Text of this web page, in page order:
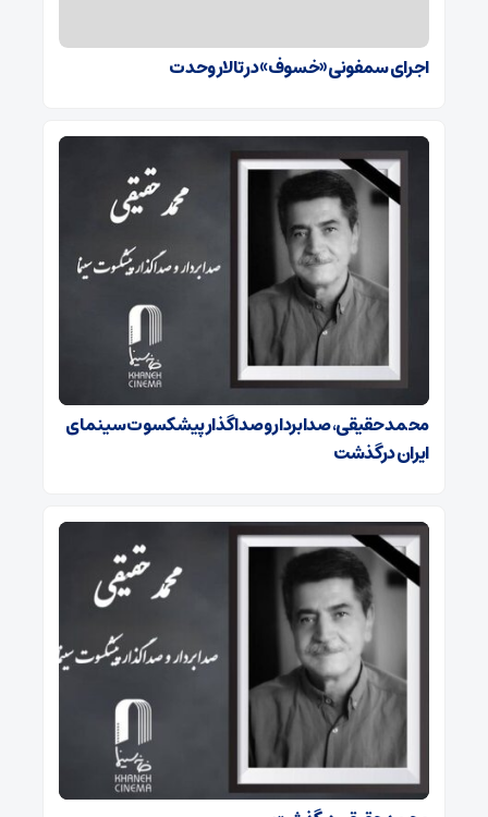
اجرای سمفونی «خسوف» در تالار وحدت
محمد حقیقی، صدابردار و صداگذار پیشکسوت سینمای
ایران درگذشت